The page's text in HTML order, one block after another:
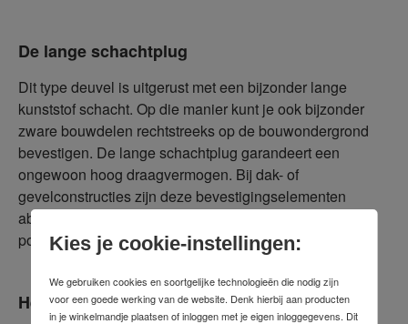
De lange schachtplug
Dit type deuvel is uitgerust met een bijzonder lange
kunststof schacht. Op die manier kunt je ook bijzonder
zware bouwdelen rechtstreeks op de bouwondergrond
bevestigen. De lange schachtplug garandeert een
ongewoon hoog draagvermogen. Bij dak- of
gevelconstructies zijn deze bevestigingselementen
absoluut betrouwbaar, ook bij een zware hangkast,
poorten en deuren wordt dit type deuvel toegepast.
Het doorsteekanker
Kies je cookie-instellingen:
We gebruiken cookies en soortgelijke technologieën die nodig zijn
voor een goede werking van de website. Denk hierbij aan producten
in je winkelmandje plaatsen of inloggen met je eigen inloggegevens. Dit